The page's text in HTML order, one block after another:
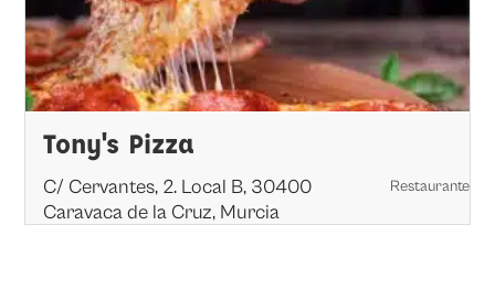
Tony's Pizza
C/ Cervantes, 2. Local B, 30400
Caravaca de la Cruz, Murcia
Restaurante